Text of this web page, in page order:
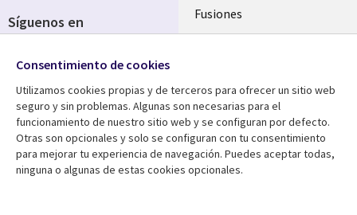
Fusiones
Inversores
Centro de Recursos
Library
Links
Artículos
Blogs
Ayuda
Legal
SPAIN
Aviso Legal
Política de Privacidad
Síguenos en
Media
SPAIN
Consentimiento de cookies
Utilizamos cookies propias y de terceros para ofrecer un sitio web
seguro y sin problemas. Algunas son necesarias para el
funcionamiento de nuestro sitio web y se configuran por defecto.
Otras son opcionales y solo se configuran con tu consentimiento
para mejorar tu experiencia de navegación. Puedes aceptar todas,
ninguna o algunas de estas cookies opcionales.